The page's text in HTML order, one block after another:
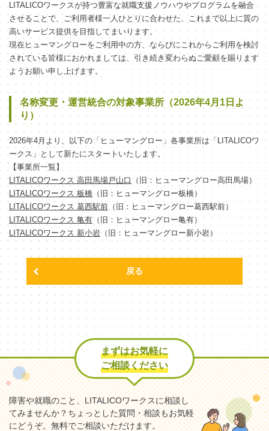
LITALICOワークスが持つ豊富な就職支援ノウハウやプログラムを融合
させることで、ご利用者様一人ひとりに合わせた、これまで以上に質の
高いサービス提供を目指してまいります。
現在ヒューマングローをご利用中の方、ならびにこれからご利用を検討
されている皆様におかれましては、引き続き変わらぬご愛顧を賜ります
ようお願い申し上げます。
名称変更・運営統合の対象事業所（2026年4月1日よ
り）
2026年4月より、以下の「ヒューマングロー」各事業所は「LITALICOワ
ークス」として新たにスタートいたします。
【事業所一覧】
LITALICOワークス 高田馬場戸山口 （旧：ヒューマングロー高田馬場）
LITALICOワークス 板橋（旧：ヒューマングロー板橋）
LITALICOワークス 葛西駅前 （旧：ヒューマングロー葛西駅前）
LITALICOワークス 亀有（旧：ヒューマングロー亀有）
LITALICOワークス 新小岩（旧：ヒューマングロー新小岩）
戻る
まずはお気軽に
ご相談ください
障害や就職のこと、LITALICOワークスに相談し
てみませんか？ちょっとした質問・相談もお気軽
にどうぞ。無料でご相談いただけます。